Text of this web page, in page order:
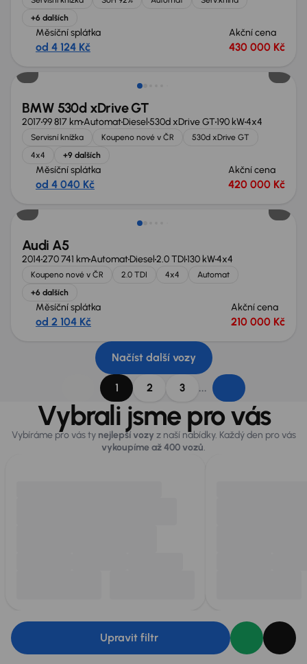
+6 dalších
Měsíční splátka
od 4 124 Kč
Akční cena
430 000 Kč
Zlevněno o 20 000 Kč
BMW 530d xDrive GT
201799 817 kmAutomatDiesel530d xDrive GT190 kW4x4
Servisní knížka Koupeno nové v ČR
530d xDrive GT
4x4
+9 dalších
Měsíční splátka
od 4 040 Kč
Akční cena
420 000 Kč
Audi A5
2014270 741 kmAutomatDiesel2.0 TDI130 kW4x4
Koupeno nové v ČR 2.0 TDI 4x4
Automat
+6 dalších
Měsíční splátka
od 2 104 Kč
Akční cena
210 000 Kč
Načíst další vozy
1 2 3 ...
Vybrali jsme pro vás
Vybíráme pro vás ty nejlepší vozy z naší nabídky. Každý den pro vás
vykoupíme až 400 vozů.
Upravit filtr